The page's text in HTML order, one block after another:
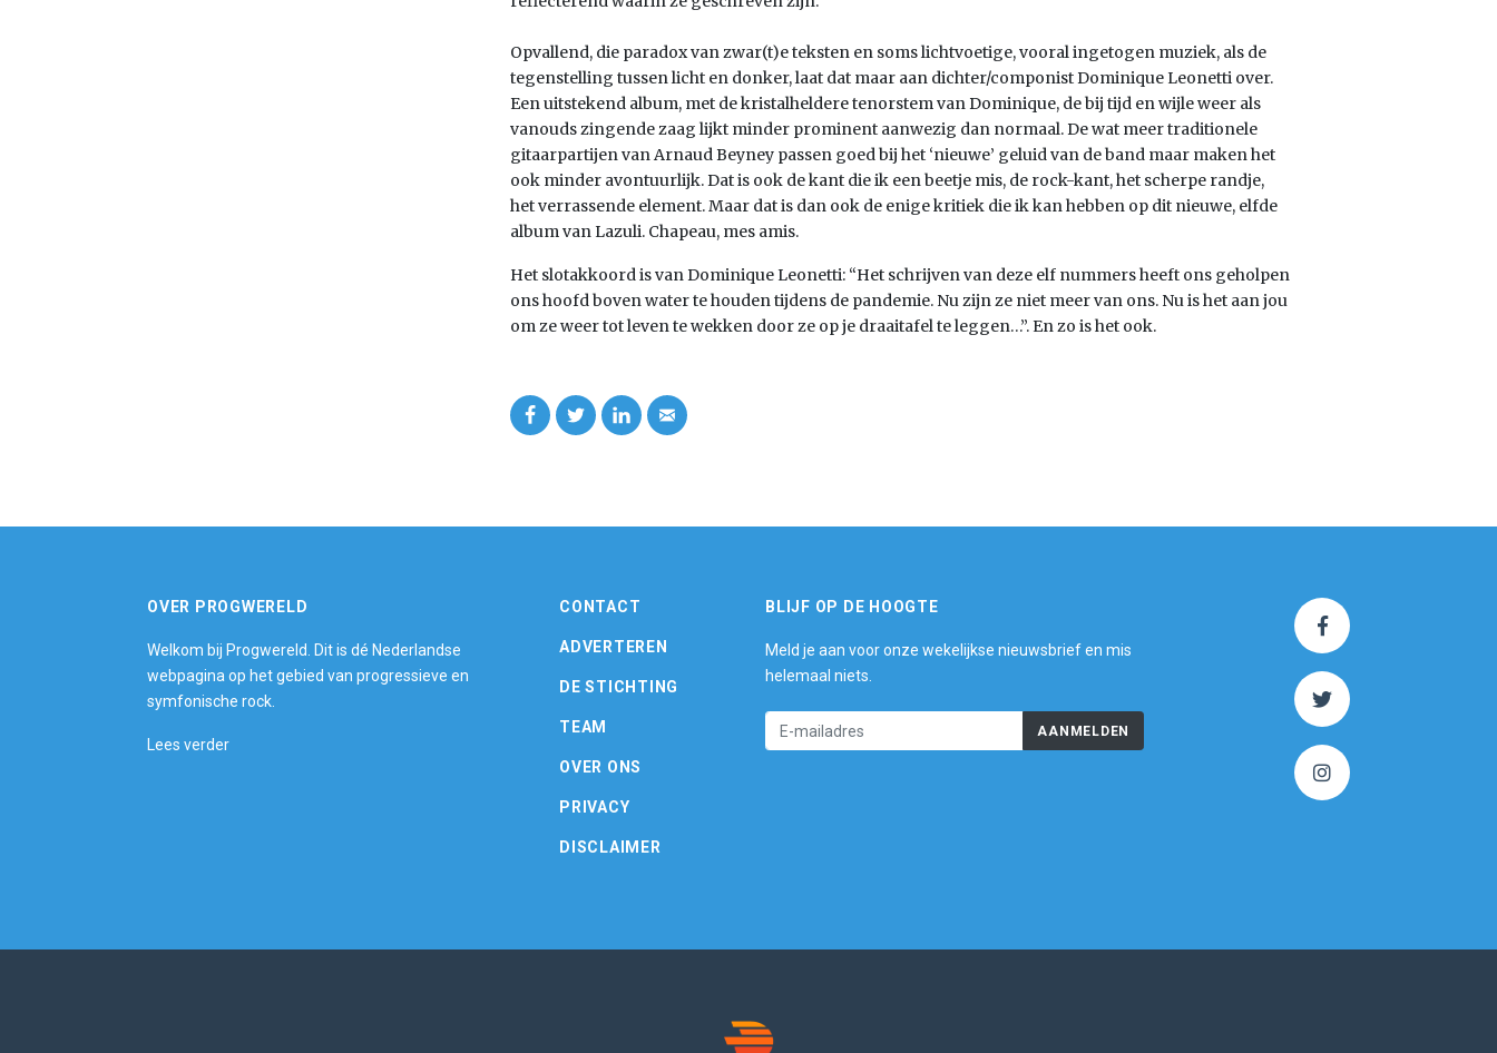
Opvallend, die paradox van zwar(t)e teksten en soms lichtvoetige, vooral ingetogen muziek, als de
tegenstelling tussen licht en donker, laat dat maar aan dichter/componist Dominique Leonetti over.
Een uitstekend album, met de kristalheldere tenorstem van Dominique, de bij tijd en wijle weer als
vanouds zingende zaag lijkt minder prominent aanwezig dan normaal. De wat meer traditionele
gitaarpartijen van Arnaud Beyney passen goed bij het ‘nieuwe’ geluid van de band maar maken het
ook minder avontuurlijk. Dat is ook de kant die ik een beetje mis, de rock-kant, het scherpe randje,
het verrassende element. Maar dat is dan ook de enige kritiek die ik kan hebben op dit nieuwe, elfde
album van Lazuli. Chapeau, mes amis.
Het slotakkoord is van Dominique Leonetti: “Het schrijven van deze elf nummers heeft ons geholpen
ons hoofd boven water te houden tijdens de pandemie. Nu zijn ze niet meer van ons. Nu is het aan jou
om ze weer tot leven te wekken door ze op je draaitafel te leggen…”. En zo is het ook.
OVER PROGWERELD
Welkom bij Progwereld. Dit is dé Nederlandse
webpagina op het gebied van progressieve en
symfonische rock.
Lees verder
CONTACT
ADVERTEREN
DE STICHTING
TEAM
OVER ONS
PRIVACY
DISCLAIMER
BLIJF OP DE HOOGTE
Meld je aan voor onze wekelijkse nieuwsbrief en mis
helemaal niets.
AANMELDEN